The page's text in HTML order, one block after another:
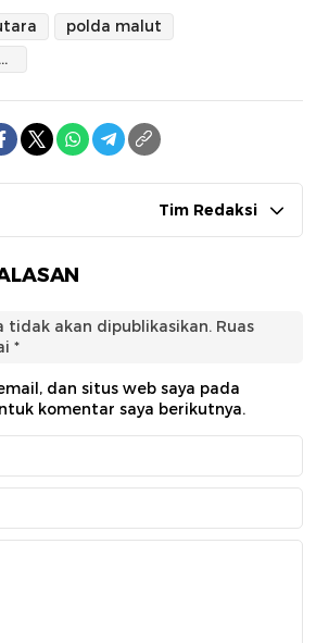
polda malut
polres Halmahera Barat
Tim Redaksi
tidak akan dipublikasikan. Ruas
*
dan situs web saya pada
komentar saya berikutnya.